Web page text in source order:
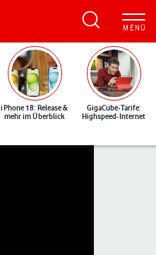
iPhone 18: Release &
mehr im Überblick
GigaCube-Tarife:
Highspeed-Internet